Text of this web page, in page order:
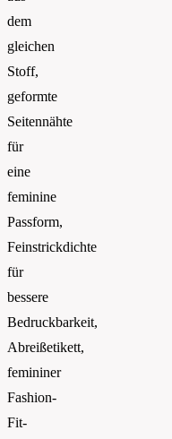
dem
gleichen
Stoff,
geformte
Seitennähte
für
eine
feminine
Passform,
Feinstrickdichte
für
bessere
Bedruckbarkeit,
Abreißetikett,
femininer
Fashion-
Fit-